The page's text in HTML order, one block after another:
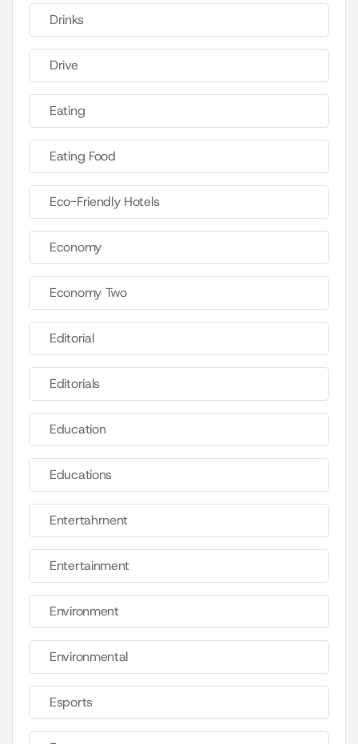
Drinks
Drive
Eating
Eating Food
Eco-Friendly Hotels
Economy
Economy Two
Editorial
Editorials
Education
Educations
Entertahrnent
Entertainment
Environment
Environmental
Esports